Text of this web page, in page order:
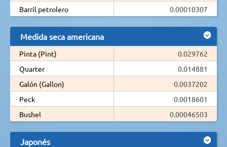
Barril petrolero 0.00010307
Medida seca americana
Pinta (Pint)
0.029762
Quarter
0.014881
Galón (Gallon)
0.0037202
Peck
0.0018601
Bushel
0.00046503
Japonés